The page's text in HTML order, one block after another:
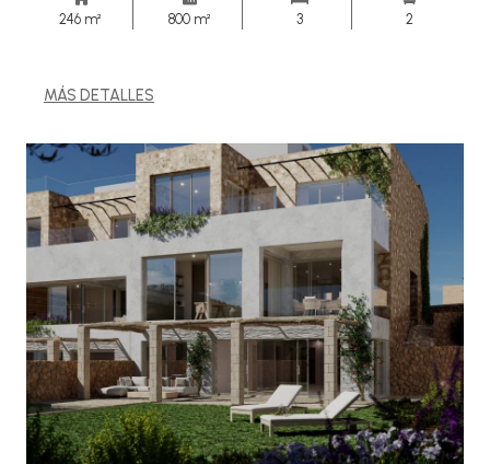
246 m² 800 m² 3 2
MÁS DETALLES